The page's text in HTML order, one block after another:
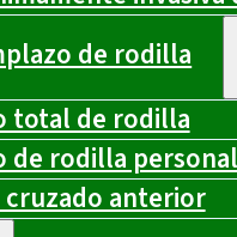
de rodilla
total de rodilla
de rodilla
anterior